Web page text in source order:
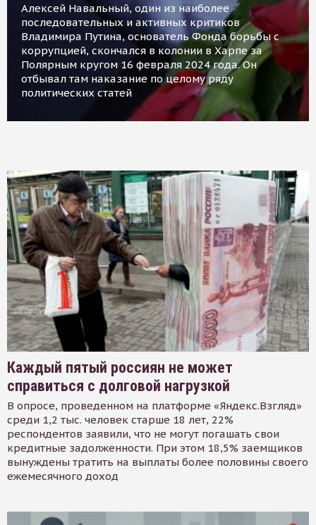
Алексей Навальный, один из наиболее
последовательных и активных критиков
Владимира Путина, основатель Фонда борьбы с
коррупцией, скончался в колонии в Харпе за
Полярным кругом 16 февраля 2024 года. Он
отбывал там наказание по целому ряду
политических статей
Каждый пятый россиян не может
справиться с долговой нагрузкой
В опросе, проведенном на платформе «Яндекс.Взгляд»
среди 1,2 тыс. человек старше 18 лет, 22%
респондентов заявили, что не могут погашать свои
кредитные задолженности. При этом 18,5% заемщиков
вынуждены тратить на выплаты более половины своего
ежемесячного доход